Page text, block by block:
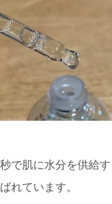
で肌に水分を供給す
れています。